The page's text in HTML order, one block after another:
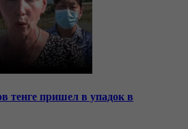
тенге пришел в упадок в